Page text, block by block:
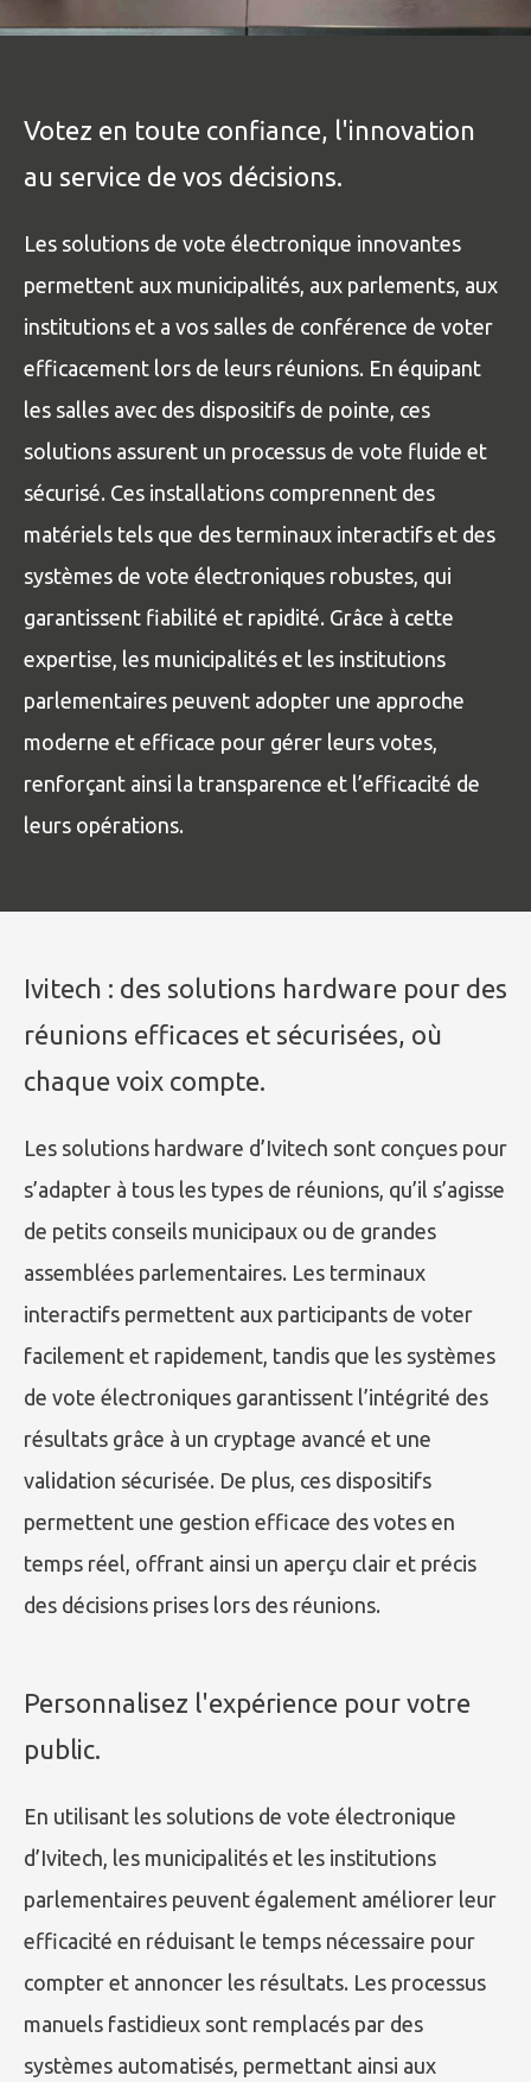
Votez en toute confiance, l'innovation
au service de vos décisions.
Les solutions de vote électronique innovantes
permettent aux municipalités, aux parlements, aux
institutions et a vos salles de conférence de voter
efficacement lors de leurs réunions. En équipant
les salles avec des dispositifs de pointe, ces
solutions assurent un processus de vote fluide et
sécurisé. Ces installations comprennent des
matériels tels que des terminaux interactifs et des
systèmes de vote électroniques robustes, qui
garantissent fiabilité et rapidité. Grâce à cette
expertise, les municipalités et les institutions
parlementaires peuvent adopter une approche
moderne et efficace pour gérer leurs votes,
renforçant ainsi la transparence et l’efficacité de
leurs opérations.
Ivitech : des solutions hardware pour des
réunions efficaces et sécurisées, où
chaque voix compte.
Les solutions hardware d’Ivitech sont conçues pour
s’adapter à tous les types de réunions, qu’il s’agisse
de petits conseils municipaux ou de grandes
assemblées parlementaires. Les terminaux
interactifs permettent aux participants de voter
facilement et rapidement, tandis que les systèmes
de vote électroniques garantissent l’intégrité des
résultats grâce à un cryptage avancé et une
validation sécurisée. De plus, ces dispositifs
permettent une gestion efficace des votes en
temps réel, offrant ainsi un aperçu clair et précis
des décisions prises lors des réunions.
Personnalisez l'expérience pour votre
public.
En utilisant les solutions de vote électronique
d’Ivitech, les municipalités et les institutions
parlementaires peuvent également améliorer leur
efficacité en réduisant le temps nécessaire pour
compter et annoncer les résultats. Les processus
manuels fastidieux sont remplacés par des
systèmes automatisés, permettant ainsi aux